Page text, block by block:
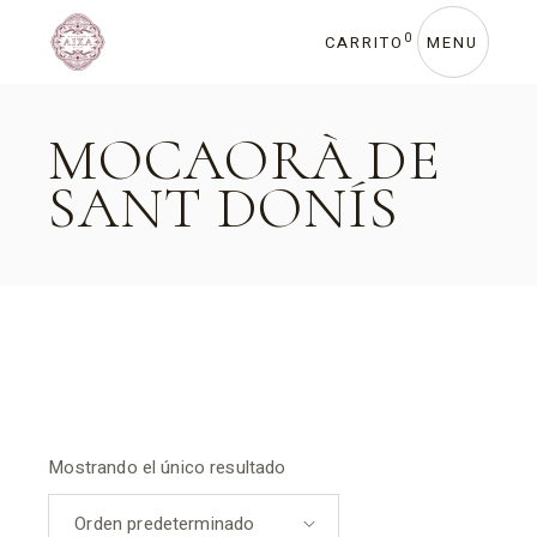
content
CARRITO 0 MENU
MOCAORÀ DE
SANT DONÍS
Mostrando el único resultado
Orden predeterminado